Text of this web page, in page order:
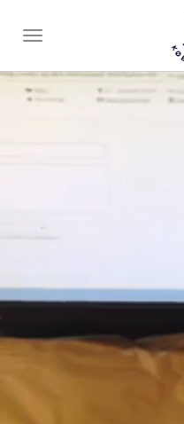
Toggle